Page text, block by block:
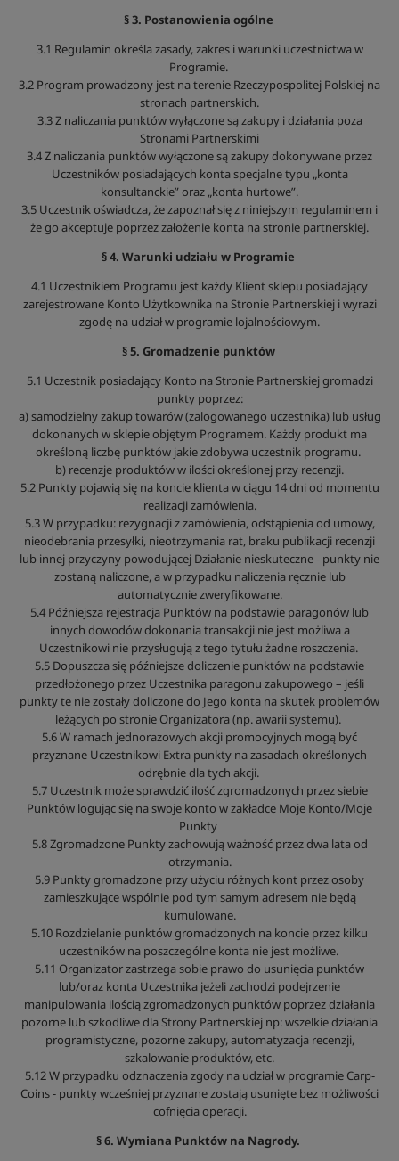
§ 3. Postanowienia ogólne
3.1 Regulamin określa zasady, zakres i warunki uczestnictwa w
Programie.
3.2 Program prowadzony jest na terenie Rzeczypospolitej Polskiej na
stronach partnerskich.
3.3 Z naliczania punktów wyłączone są zakupy i działania poza
Stronami Partnerskimi
3.4 Z naliczania punktów wyłączone są zakupy dokonywane przez
Uczestników posiadających konta specjalne typu „konta
konsultanckie” oraz „konta hurtowe”.
3.5 Uczestnik oświadcza, że zapoznał się z niniejszym regulaminem i
że go akceptuje poprzez założenie konta na stronie partnerskiej.
§ 4. Warunki udziału w Programie
4.1 Uczestnikiem Programu jest każdy Klient sklepu posiadający
zarejestrowane Konto Użytkownika na Stronie Partnerskiej i wyrazi
zgodę na udział w programie lojalnościowym.
§ 5. Gromadzenie punktów
5.1 Uczestnik posiadający Konto na Stronie Partnerskiej gromadzi
punkty poprzez:
a) samodzielny zakup towarów (zalogowanego uczestnika) lub usług
dokonanych w sklepie objętym Programem. Każdy produkt ma
określoną liczbę punktów jakie zdobywa uczestnik programu.
b) recenzje produktów w ilości określonej przy recenzji.
5.2 Punkty pojawią się na koncie klienta w ciągu 14 dni od momentu
realizacji zamówienia.
5.3 W przypadku: rezygnacji z zamówienia, odstąpienia od umowy,
nieodebrania przesyłki, nieotrzymania rat, braku publikacji recenzji
lub innej przyczyny powodującej Działanie nieskuteczne - punkty nie
zostaną naliczone, a w przypadku naliczenia ręcznie lub
automatycznie zweryfikowane.
5.4 Późniejsza rejestracja Punktów na podstawie paragonów lub
innych dowodów dokonania transakcji nie jest możliwa a
Uczestnikowi nie przysługują z tego tytułu żadne roszczenia.
5.5 Dopuszcza się późniejsze doliczenie punktów na podstawie
przedłożonego przez Uczestnika paragonu zakupowego – jeśli
punkty te nie zostały doliczone do Jego konta na skutek problemów
leżących po stronie Organizatora (np. awarii systemu).
5.6 W ramach jednorazowych akcji promocyjnych mogą być
przyznane Uczestnikowi Extra punkty na zasadach określonych
odrębnie dla tych akcji.
5.7 Uczestnik może sprawdzić ilość zgromadzonych przez siebie
Punktów logując się na swoje konto w zakładce Moje Konto/Moje
Punkty
5.8 Zgromadzone Punkty zachowują ważność przez dwa lata od
otrzymania.
5.9 Punkty gromadzone przy użyciu różnych kont przez osoby
zamieszkujące wspólnie pod tym samym adresem nie będą
kumulowane.
5.10 Rozdzielanie punktów gromadzonych na koncie przez kilku
uczestników na poszczególne konta nie jest możliwe.
5.11 Organizator zastrzega sobie prawo do usunięcia punktów
lub/oraz konta Uczestnika jeżeli zachodzi podejrzenie
manipulowania ilością zgromadzonych punktów poprzez działania
pozorne lub szkodliwe dla Strony Partnerskiej np: wszelkie działania
programistyczne, pozorne zakupy, automatyzacja recenzji,
szkalowanie produktów, etc.
5.12 W przypadku odznaczenia zgody na udział w programie Carp-
Coins - punkty wcześniej przyznane zostają usunięte bez możliwości
cofnięcia operacji.
§ 6. Wymiana Punktów na Nagrody.